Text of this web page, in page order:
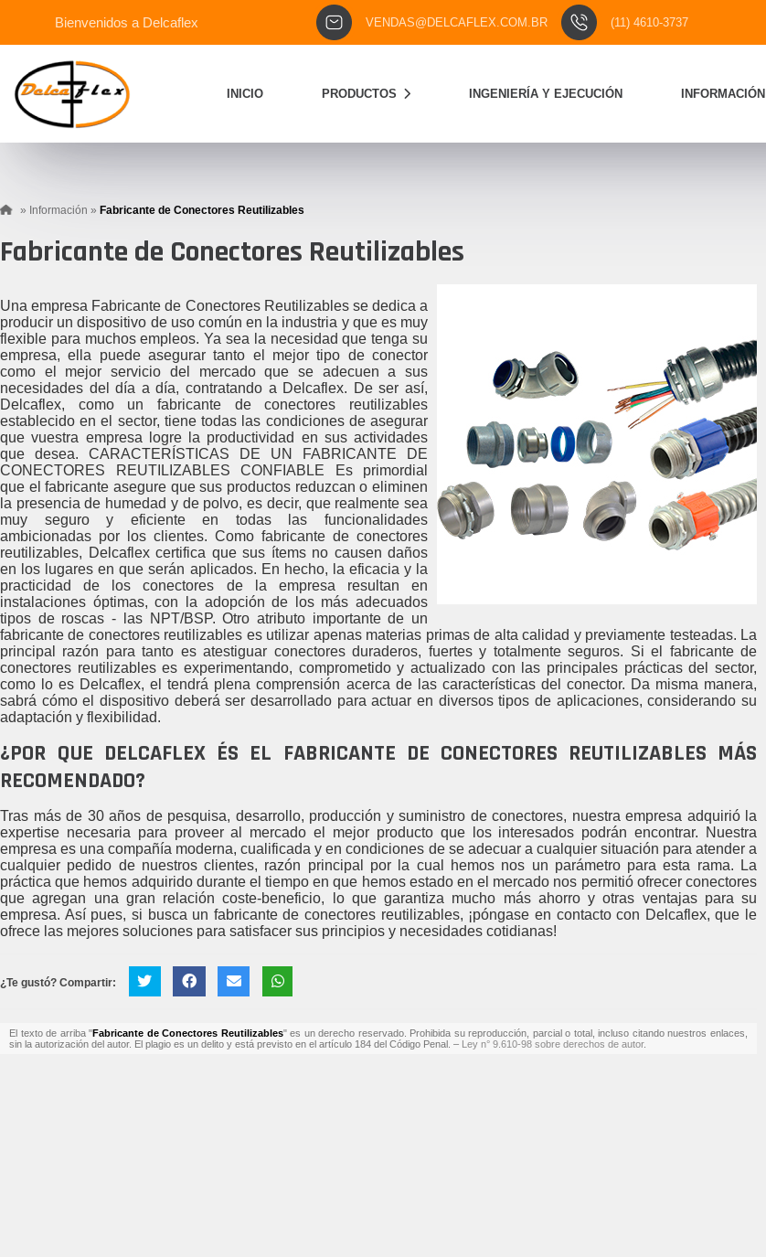
Bienvenidos a Delcaflex VENDAS@DELCAFLEX.COM.BR (11) 4610-3737
INICIO PRODUCTOS INGENIERÍA Y EJECUCIÓN INFORMACIÓN
» Información » Fabricante de Conectores Reutilizables
Fabricante de Conectores Reutilizables
Una empresa Fabricante de Conectores Reutilizables se dedica a
producir un dispositivo de uso común en la industria y que es muy
flexible para muchos empleos. Ya sea la necesidad que tenga su
empresa, ella puede asegurar tanto el mejor tipo de conector
como el mejor servicio del mercado que se adecuen a sus
necesidades del día a día, contratando a Delcaflex. De ser así,
Delcaflex, como un fabricante de conectores reutilizables
establecido en el sector, tiene todas las condiciones de asegurar
que vuestra empresa logre la productividad en sus actividades
que desea. CARACTERÍSTICAS DE UN FABRICANTE DE
CONECTORES REUTILIZABLES CONFIABLE Es primordial
que el fabricante asegure que sus productos reduzcan o eliminen
la presencia de humedad y de polvo, es decir, que realmente sea
muy seguro y eficiente en todas las funcionalidades
ambicionadas por los clientes. Como fabricante de conectores
reutilizables, Delcaflex certifica que sus ítems no causen daños
en los lugares en que serán aplicados. En hecho, la eficacia y la
practicidad de los conectores de la empresa resultan en
instalaciones óptimas, con la adopción de los más adecuados
tipos de roscas - las NPT/BSP. Otro atributo importante de un
fabricante de conectores reutilizables es utilizar apenas materias primas de alta calidad y previamente testeadas. La
principal razón para tanto es atestiguar conectores duraderos, fuertes y totalmente seguros. Si el fabricante de
conectores reutilizables es experimentando, comprometido y actualizado con las principales prácticas del sector,
como lo es Delcaflex, el tendrá plena comprensión acerca de las características del conector. Da misma manera,
sabrá cómo el dispositivo deberá ser desarrollado para actuar en diversos tipos de aplicaciones, considerando su
adaptación y flexibilidad.
¿POR QUE DELCAFLEX ÉS EL FABRICANTE DE CONECTORES REUTILIZABLES MÁS
RECOMENDADO?
Tras más de 30 años de pesquisa, desarrollo, producción y suministro de conectores, nuestra empresa adquirió la
expertise necesaria para proveer al mercado el mejor producto que los interesados podrán encontrar. Nuestra
empresa es una compañía moderna, cualificada y en condiciones de se adecuar a cualquier situación para atender a
cualquier pedido de nuestros clientes, razón principal por la cual hemos nos un parámetro para esta rama. La
práctica que hemos adquirido durante el tiempo en que hemos estado en el mercado nos permitió ofrecer conectores
que agregan una gran relación coste-beneficio, lo que garantiza mucho más ahorro y otras ventajas para su
empresa. Así pues, si busca un fabricante de conectores reutilizables, ¡póngase en contacto con Delcaflex, que le
ofrece las mejores soluciones para satisfacer sus principios y necesidades cotidianas!
¿Te gustó? Compartir:
El texto de arriba "Fabricante de Conectores Reutilizables" es un derecho reservado. Prohibida su reproducción, parcial o total, incluso citando nuestros enlaces,
sin la autorización del autor. El plagio es un delito y está previsto en el artículo 184 del Código Penal. – Ley n° 9.610-98 sobre derechos de autor.